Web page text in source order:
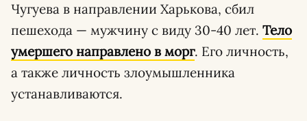
Чугуева в направлении Харькова, сбил
пешехода — мужчину с виду 30-40 лет. Тело
умершего направлено в морг. Его личность,
а также личность злоумышленника
устанавливаются.